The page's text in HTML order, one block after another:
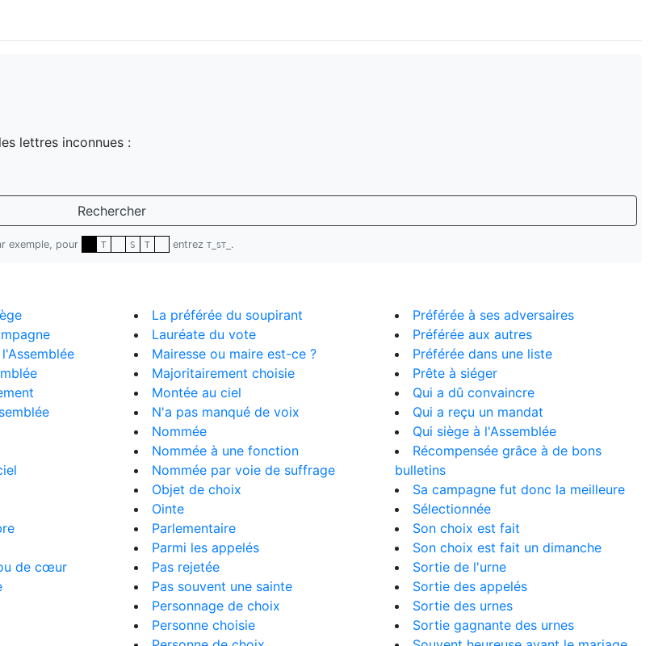
lettres inconnues :
Rechercher
exemple, pour T S T entrez T_ST_ .
de cœur
La préférée du soupirant
Lauréate du vote
Mairesse ou maire est-ce ?
Majoritairement choisie
Montée au ciel
N'a pas manqué de voix
Nommée
Nommée à une fonction
Nommée par voie de suffrage
Objet de choix
Ointe
Parlementaire
Parmi les appelés
Pas rejetée
Pas souvent une sainte
Personnage de choix
Personne choisie
Préférée à ses adversaires
Préférée aux autres
Préférée dans une liste
Prête à siéger
Qui a dû convaincre
Qui a reçu un mandat
Qui siège à l'Assemblée
Récompensée grâce à de bons
bulletins
Sa campagne fut donc la meilleure
Sélectionnée
Son choix est fait
Son choix est fait un dimanche
Sortie de l'urne
Sortie des appelés
Sortie des urnes
Sortie gagnante des urnes